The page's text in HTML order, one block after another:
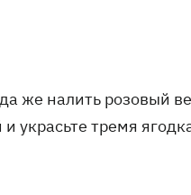
же налить розовый
украсьте тремя